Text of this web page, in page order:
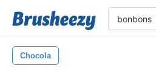
Chocola